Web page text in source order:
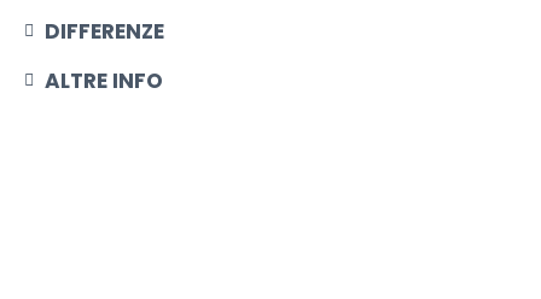
DIFFERENZE
ALTRE INFO